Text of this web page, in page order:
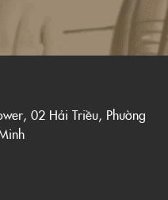
02 Hải Triều, Phường